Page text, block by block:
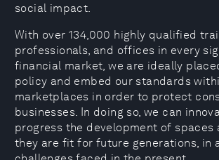
social impact.
With over 134,000 highly qualified
professionals, and offices in every
financial market, we are ideally
policy and embed our standards
marketplaces in order to protect
businesses. In doing so, we can
progress the development of spaces
they are fit for future generations, in